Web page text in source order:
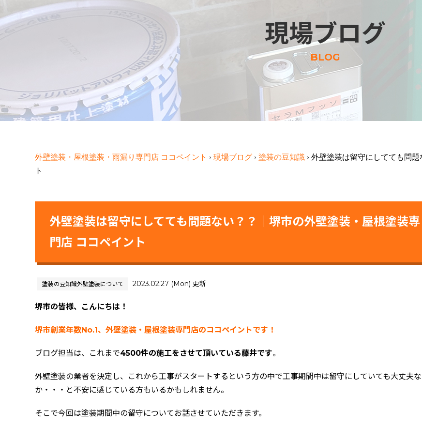
現場ブログ
BLOG
外壁塗装・屋根塗装・雨漏り専門店 ココペイント › 現場ブログ › 塗装の豆知識 › 外壁塗装は留守にしてても問
ト
外壁塗装は留守にしてても問題ない？？｜堺市の外壁塗装・屋根塗装専
門店 ココペイント
塗装の豆知識外壁塗装について 2023.02.27 (Mon) 更新
堺市の皆様、こんにちは！
堺市創業年数No.1、外壁塗装・屋根塗装専門店のココペイントです！
ブログ担当は、これまで4500件の施工をさせて頂いている藤井です。
外壁塗装の業者を決定し、これから工事がスタートするという方の中で工事期間中は留守にしていても大丈夫
か・・・と不安に感じている方もいるかもしれません。
そこで今回は塗装期間中の留守についてお話させていただきます。